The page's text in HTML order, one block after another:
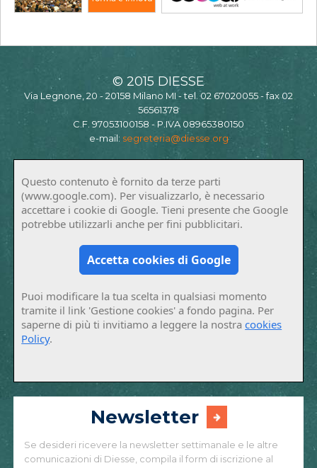
© 2015 DIESSE
Via Legnone, 20 - 20158 Milano MI - tel. 02 67020055 - fax 02
56561378
C.F. 97053100158 - P.IVA 08965380150
e-mail: segreteria@diesse.org
Questo contenuto è fornito da terze parti
(www.google.com). Per visualizzarlo, è necessario
accettare i cookie di Google. Tieni presente che Google
potrebbe utilizzarli anche per fini pubblicitari.
Accetta cookies di Google
Puoi modificare la tua scelta in qualsiasi momento
tramite il link 'Gestione cookies' a fondo pagina. Per
saperne di più ti invitiamo a leggere la nostracookies
Policy.
Newsletter
Se desideri ricevere la newsletter settimanale e le altre
comunicazioni di Diesse, compila il form di iscrizione al